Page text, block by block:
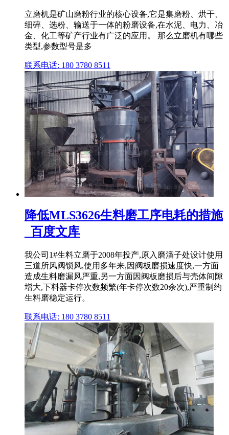
立磨机是矿山磨粉行业的核心设备,它是集磨粉、烘干、
细碎、选粉、输送于一体的粉磨设备,在水泥、电力、冶
金、化工等矿产行业有广泛的应用。 那么立磨机有哪些
类型,参数型号是多
联系电话: 180 3780 8511
降低MLS3626生料磨工序电耗的措施
_百度文库
我公司1#生料立磨于2008年投产,原入磨溜子处设计使用
三道所风阀锁风,使用多年来,因阀板磨损速度快,一方面
造成生料磨漏风严重,另一方面因阀板磨损后与壳体间隙
增大,下料器卡停次数频繁(年卡停次数20余次),严重制约
生料磨稳定运行。
联系电话: 180 3780 8511